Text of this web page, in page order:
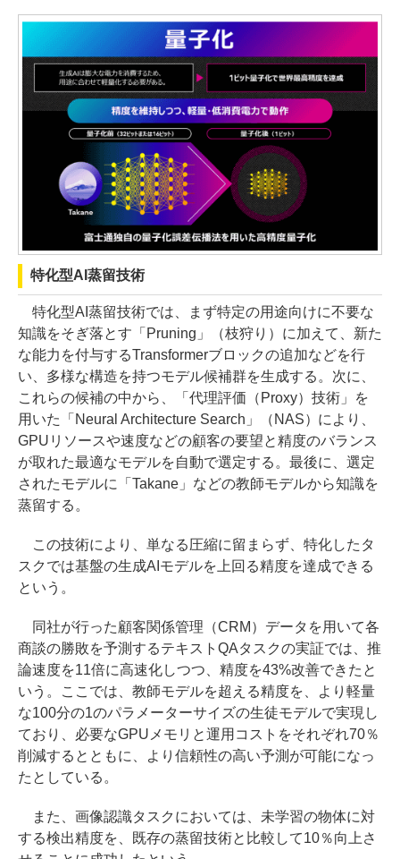
特化型AI蒸留技術
特化型AI蒸留技術では、まず特定の用途向けに不要な
知識をそぎ落とす「Pruning」（枝狩り）に加えて、新た
な能力を付与するTransformerブロックの追加などを行
い、多様な構造を持つモデル候補群を生成する。次に、
これらの候補の中から、「代理評価（Proxy）技術」を
用いた「Neural Architecture Search」（NAS）により、
GPUリソースや速度などの顧客の要望と精度のバランス
が取れた最適なモデルを自動で選定する。最後に、選定
されたモデルに「Takane」などの教師モデルから知識を
蒸留する。
この技術により、単なる圧縮に留まらず、特化したタ
スクでは基盤の生成AIモデルを上回る精度を達成できる
という。
同社が行った顧客関係管理（CRM）データを用いて各
商談の勝敗を予測するテキストQAタスクの実証では、推
論速度を11倍に高速化しつつ、精度を43%改善できたと
いう。ここでは、教師モデルを超える精度を、より軽量
な100分の1のパラメーターサイズの生徒モデルで実現し
ており、必要なGPUメモリと運用コストをそれぞれ70％
削減するとともに、より信頼性の高い予測が可能になっ
たとしている。
また、画像認識タスクにおいては、未学習の物体に対
する検出精度を、既存の蒸留技術と比較して10％向上さ